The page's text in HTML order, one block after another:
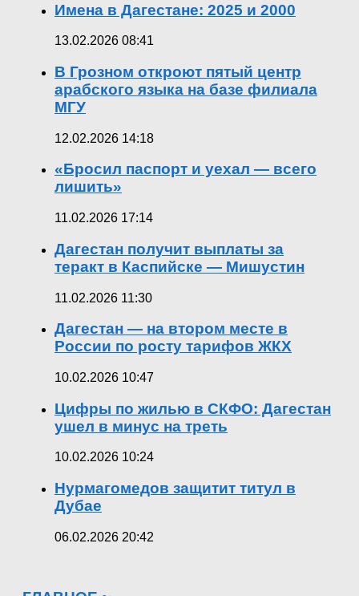
Имена в Дагестане: 2025 и 2000
13.02.2026 08:41
В Грозном откроют пятый центр
арабского языка на базе филиала
МГУ
12.02.2026 14:18
«Бросил паспорт и уехал — всего
лишить»
11.02.2026 17:14
Дагестан получит выплаты за
теракт в Каспийске — Мишустин
11.02.2026 11:30
Дагестан — на втором месте в
России по росту тарифов ЖКХ
10.02.2026 10:47
Цифры по жилью в СКФО: Дагестан
ушел в минус на треть
10.02.2026 10:24
Нурмагомедов защитит титул в
Дубае
06.02.2026 20:42